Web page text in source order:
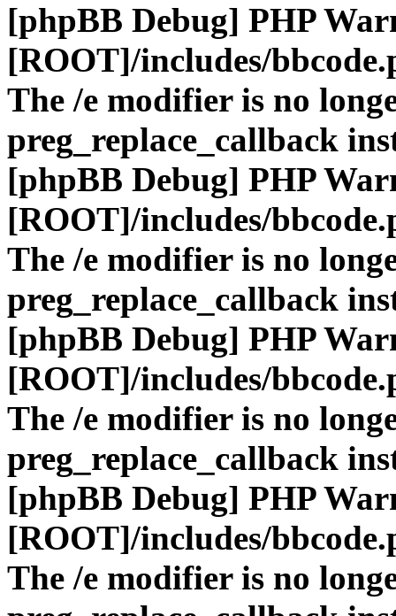
[phpBB Debug] PHP
[ROOT]/includes/
The /e modifier is no
preg_replace_callback
[phpBB Debug] PHP
[ROOT]/includes/
The /e modifier is no
preg_replace_callback
[phpBB Debug] PHP
[ROOT]/includes/
The /e modifier is no
preg_replace_callback
[phpBB Debug] PHP
[ROOT]/includes/
The /e modifier is no